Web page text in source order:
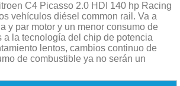
C4 Picasso 2.0 HDI 140 hp Racing
vehículos diésel common rail. Va a
y par motor y un menor consumo de
a la tecnología del chip de potencia
lentos, cambios continuo de
de combustible ya no serán un